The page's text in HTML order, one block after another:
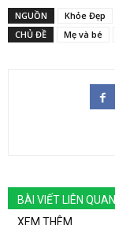
NGUỒN
Khỏe Đẹp
CHỦ ĐỀ
Mẹ và bé
BÀI VIẾT LIÊN QUAN
XEM THÊM